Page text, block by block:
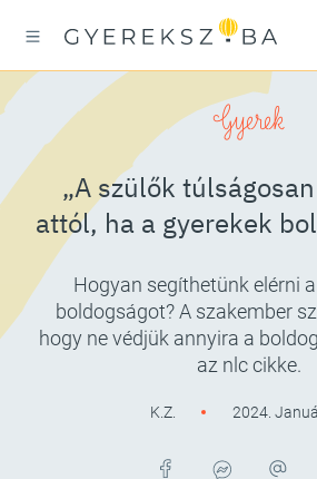
Gyerek
„A szülők
attól, ha a gyerekek
Hogyan segíthetünk elérni
boldogságot? A szakember
hogy ne védjük annyira a
az nlc cikke.
K.Z. 2024.